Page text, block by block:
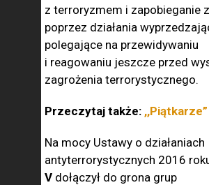
z terroryzmem i zapobieganie
poprzez działania
polegające na przewidywaniu
i reagowaniu jeszcze przed
zagrożenia terrorystycznego.
Przeczytaj także: ,,Piątkarze”
Na mocy Ustawy o działaniach
antyterrorystycznych 2016
V dołączył do grona grup